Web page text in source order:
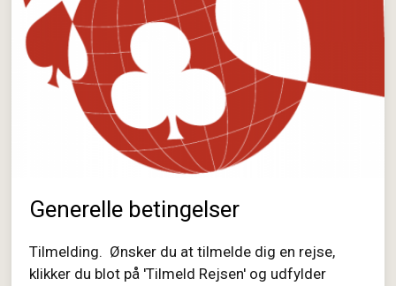
Generelle betingelser
Tilmelding. Ønsker du at tilmelde dig en rejse,
klikker du blot på 'Tilmeld Rejsen' og udfylder